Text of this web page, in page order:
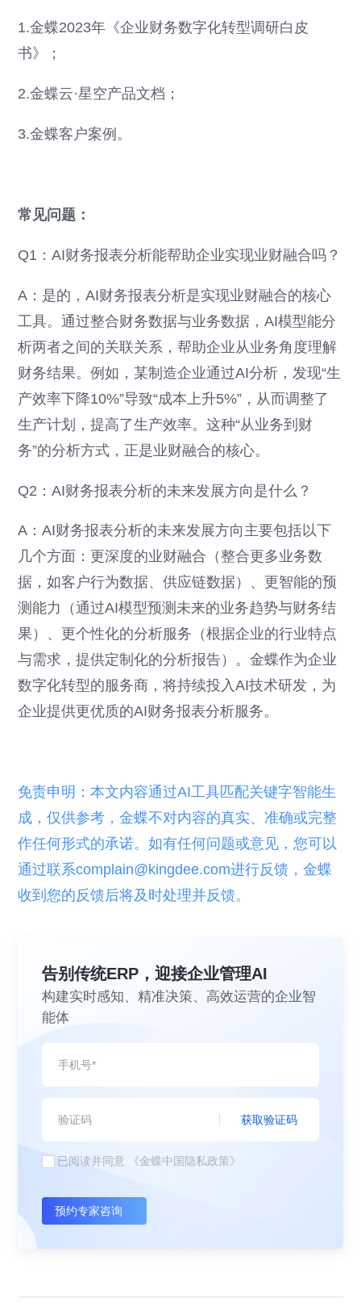
1.金蝶2023年《企业财务数字化转型调研白皮
书》；
2.金蝶云·星空产品文档；
3.金蝶客户案例。
常见问题：
Q1：AI财务报表分析能帮助企业实现业财融合吗？
A：是的，AI财务报表分析是实现业财融合的核心
工具。通过整合财务数据与业务数据，AI模型能分
析两者之间的关联关系，帮助企业从业务角度理解
财务结果。例如，某制造企业通过AI分析，发现“生
产效率下降10%”导致“成本上升5%”，从而调整了
生产计划，提高了生产效率。这种“从业务到财
务”的分析方式，正是业财融合的核心。
Q2：AI财务报表分析的未来发展方向是什么？
A：AI财务报表分析的未来发展方向主要包括以下
几个方面：更深度的业财融合（整合更多业务数
据，如客户行为数据、供应链数据）、更智能的预
测能力（通过AI模型预测未来的业务趋势与财务结
果）、更个性化的分析服务（根据企业的行业特点
与需求，提供定制化的分析报告）。金蝶作为企业
数字化转型的服务商，将持续投入AI技术研发，为
企业提供更优质的AI财务报表分析服务。
免责申明：本文内容通过AI工具匹配关键字智能生
成，仅供参考，金蝶不对内容的真实、准确或完整
作任何形式的承诺。如有任何问题或意见，您可以
通过联系complain@kingdee.com进行反馈，金蝶
收到您的反馈后将及时处理并反馈。
告别传统ERP，迎接企业管理AI
构建实时感知、精准决策、高效运营的企业智
能体
获取验证码
已阅读并同意 《金蝶中国隐私政策》
预约专家咨询